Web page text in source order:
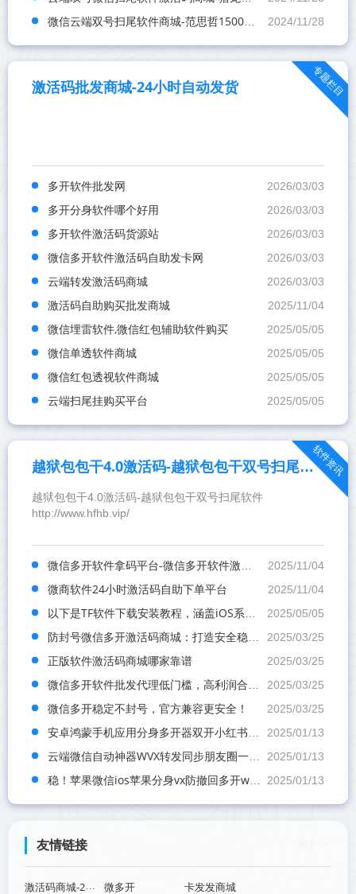
2024/11/28
微信云端双号扫尾软件商城-范思哲1500点3000点5000点10000点激活码
专题栏目
激活码批发商城-24小时自动发货
2026/03/03
多开软件批发网
2026/03/03
多开分身软件哪个好用
2026/03/03
多开软件激活码货源站
2026/03/03
微信多开软件激活码自助发卡网
2026/03/03
云端转发激活码商城
2025/11/04
激活码自助购买批发商城
2025/05/05
微信埋雷软件,微信红包辅助软件购买
2025/05/05
微信单透软件商城
2025/05/05
微信红包透视软件商城
2025/05/05
云端扫尾挂购买平台
软件资讯
越狱包包干4.0激活码-越狱包包干双号扫尾软件
越狱包包干4.0激活码-越狱包包干双号扫尾软件
http://www.hfhb.vip/
2025/11/04
微信多开软件拿码平台-微信多开软件激活码自助购买网站
2025/11/04
微商软件24小时激活码自助下单平台
2025/05/05
以下是‌TF软件下载安装教程‌，涵盖iOS系统操作指南：
2025/03/25
防封号微信多开激活码商城：打造安全稳定的线上交易环境
2025/03/25
正版软件激活码商城哪家靠谱
2025/03/25
微信多开软件批发代理低门槛，高利润合作，轻松开启副业！
2025/03/25
微信多开稳定不封号，官方兼容更安全！
2025/01/13
安卓鸿蒙手机应用分身多开器双开小红书wx微信vx快手抖音闲鱼软件
2025/01/13
云端微信自动神器WVX转发同步朋友圈一键跟圈软件苹果安卓云转发
2025/01/13
稳！苹果微信ios苹果分身vx防撤回多开wx软件密友专业版双开
友情链接
微多开 卡发发商城